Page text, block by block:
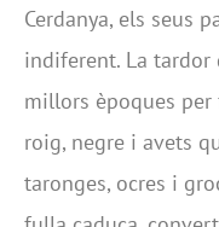
Cerdanya, els seus
indiferent. La tardor
millors èpoques per
roig, negre i avets
taronges, ocres i